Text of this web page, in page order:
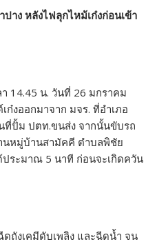
าง หลังไฟลุกไหม้เก๋งก่อนเข้า
14.45 น. วันที่ 26 มกราคม
ก๋งออกมาจาก มจร. ที่อำเภอ
ที่ปั้ม ปตท.ขนส่ง จากนั้นขับรถ
นหมู่บ้านสามัคคี ตำบลพิชัย
ประมาณ 5 นาที ก่อนจะเกิดควัน
ถังเคมีดับเพลิง และฉีดน้ำ จน